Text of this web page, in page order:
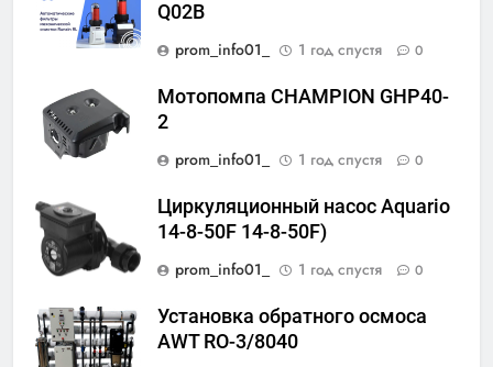
Q02B
prom_info01_
1 год спустя 0
Мотопомпа CHAMPION GHP40-
2
prom_info01_
1 год спустя 0
Циркуляционный насос Aquario
14-8-50F 14-8-50F)
prom_info01_
1 год спустя 0
Установка обратного осмоса
AWT RO-3/8040